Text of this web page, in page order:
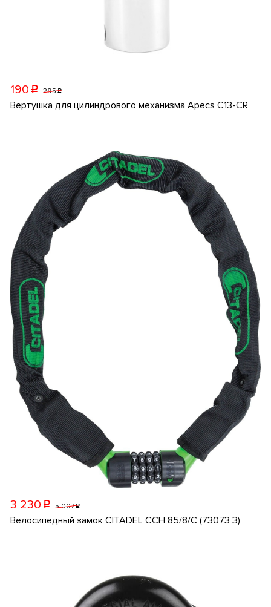
190 p 295p
Вертушка для цилиндрового механизма Apecs C13-CR
3 230 p 5 007p
Велосипедный замок CITADEL CCH 85/8/C (73073 3)